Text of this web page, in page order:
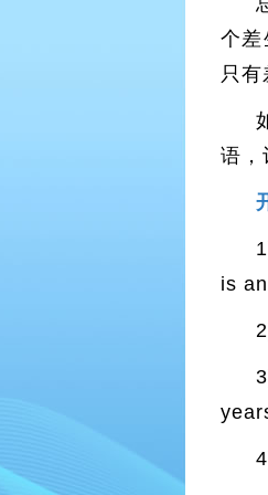
个差
只有
语，
is